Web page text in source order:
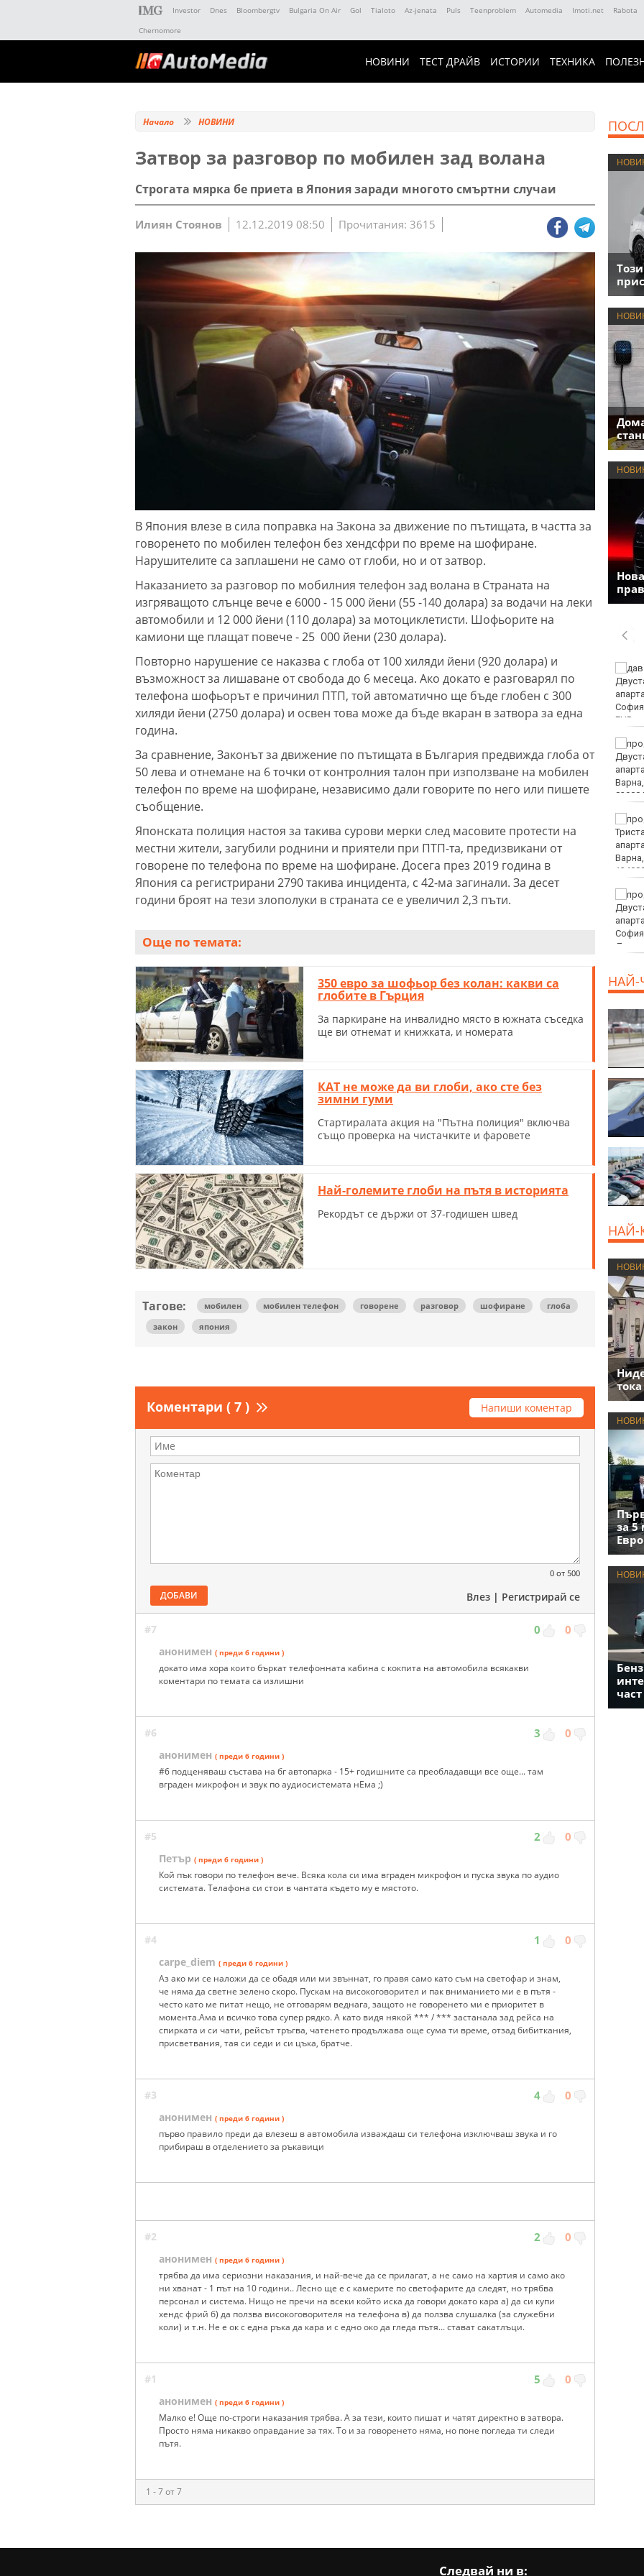
Investor Dnes Bloombergtv Bulgaria On Air Gol Tialoto Az-jenata Puls Teenproblem Automedia Imoti.net Rabota
Chernomore
НОВИНИ ТЕСТ ДРАЙВ ИСТОРИИ ТЕХНИКА
Начало НОВИНИ
Затвор за разговор по мобилен зад волана
Строгата мярка бе приета в Япония заради многото смъртни случаи
Илиян Стоянов 12.12.2019 08:50 Прочитания: 3615
В Япония влезе в сила поправка на Закона за движение по пътищата, в частта за
говоренето по мобилен телефон без хендсфри по време на шофиране.
Нарушителите са заплашени не само от глоби, но и от затвор.
Наказанието за разговор по мобилния телефон зад волана в Страната на
изгряващото слънце вече е 6000 - 15 000 йени (55 -140 долара) за водачи на леки
автомобили и 12 000 йени (110 долара) за мотоциклетисти. Шофьорите на
камиони ще плащат повече - 25 000 йени (230 долара).
Повторно нарушение се наказва с глоба от 100 хиляди йени (920 долара) и
възможност за лишаване от свобода до 6 месеца. Ако докато е разговарял по
телефона шофьорът е причинил ПТП, той автоматично ще бъде глобен с 300
хиляди йени (2750 долара) и освен това може да бъде вкаран в затвора за една
година.
За сравнение, Законът за движение по пътищата в България предвижда глоба от
50 лева и отнемане на 6 точки от контролния талон при използване на мобилен
телефон по време на шофиране, независимо дали говорите по него или пишете
съобщение.
Японската полиция настоя за такива сурови мерки след масовите протести на
местни жители, загубили роднини и приятели при ПТП-та, предизвикани от
говорене по телефона по време на шофиране. Досега през 2019 година в
Япония са регистрирани 2790 такива инцидента, с 42-ма загинали. За десет
години броят на тези злополуки в страната се е увеличил 2,3 пъти.
Още по темата:
350 евро за шофьор без колан: какви са
глобите в Гърция
За паркиране на инвалидно място в южната съседка
ще ви отнемат и книжката, и номерата
КАТ не може да ви глоби, ако сте без
зимни гуми
Стартиралата акция на "Пътна полиция" включва
също проверка на чистачките и фаровете
Най-големите глоби на пътя в историята
Рекордът се държи от 37-годишен швед
Тагове: мобилен мобилен телефон говорене разговор шофиране
глоба
закон
япония
Коментари ( 7 ) Напиши коментар
0 от 500
ДОБАВИ Влез | Регистрирай се
#7 0 0
анонимен ( преди 6 години )
докато има хора които бъркат телефонната кабина с кокпита на автомобила всякакви
коментари по темата са излишни
#6 3 0
анонимен ( преди 6 години )
#6 подценяваш състава на бг автопарка - 15+ годишните са преобладавщи все още... там
вграден микрофон и звук по аудиосистемата нЕма ;)
#5 2 0
Петър ( преди 6 години )
Кой пък говори по телефон вече. Всяка кола си има вграден микрофон и пуска звука по аудио
системата. Телафона си стои в чантата където му е мястото.
#4 1 0
carpe_diem ( преди 6 години )
Аз ако ми се наложи да се обадя или ми звъннат, го правя само като съм на светофар и знам,
че няма да светне зелено скоро. Пускам на високоговорител и пак вниманието ми е в пътя -
често като ме питат нещо, не отговарям веднага, защото не говоренето ми е приоритет в
момента.Ама и всичко това супер рядко. А като видя някой *** / *** застанала зад рейса на
спирката и си чати, рейсът тръгва, чатенето продължава още сума ти време, отзад бибиткания,
присветвания, тая си седи и си цъка, братче.
#3 4 0
анонимен ( преди 6 години )
първо правило преди да влезеш в автомобила изваждаш си телефона изключваш звука и го
прибираш в отделението за ръкавици
#2 2 0
анонимен ( преди 6 години )
трябва да има сериозни наказания, и най-вече да се прилагат, а не само на хартия и само ако
ни хванат - 1 път на 10 години.. Лесно ще е с камерите по светофарите да следят, но трябва
персонал и система. Нищо не пречи на всеки който иска да говори докато кара а) да си купи
хендс фрий б) да ползва високоговорителя на телефона в) да ползва слушалка (за служебни
коли) и т.н. Не е ок с една ръка да кара и с едно око да гледа пътя... стават сакатлъци.
#1 5 0
анонимен ( преди 6 години )
Малко е! Още по-строги наказания трябва. А за тези, които пишат и чатят директно в затвора.
Просто няма никакво оправдание за тях. То и за говоренето няма, но поне погледа ти следи
пътя.
1 - 7 от 7
Украйна: Не сме
насочвали умишлено
дрон към България
август - 16 август 2026
излезе с призив и
съвети към
плажуващите
дублиращия си отбор за
НАЙ-
НАЙ-
за 5
част
Следвай ни в: